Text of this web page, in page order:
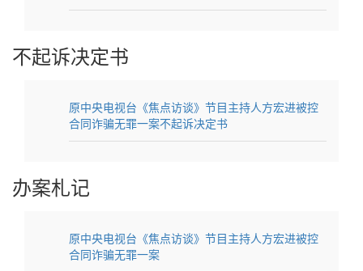
不起诉决定书
原中央电视台《焦点访谈》节目主持人方宏进被控
合同诈骗无罪一案不起诉决定书
办案札记
原中央电视台《焦点访谈》节目主持人方宏进被控
合同诈骗无罪一案